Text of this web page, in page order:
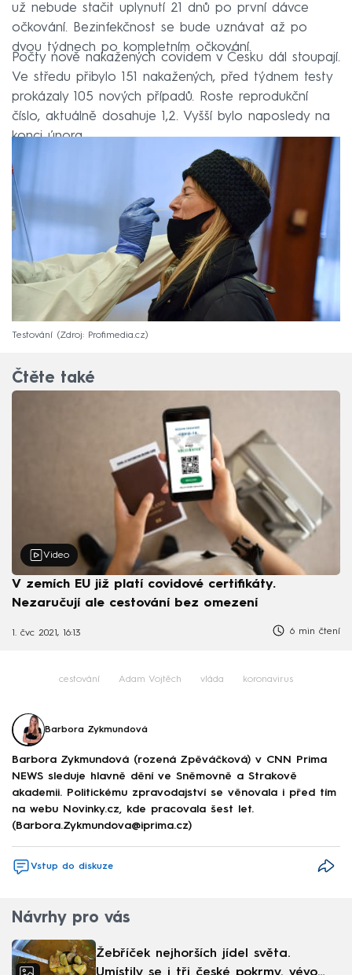
už nebude stačit uplynutí 21 dnů po první dávce
očkování. Bezinfekčnost se bude uznávat až po
dvou týdnech po kompletním očkování.
Počty nově nakažených covidem v Česku dál stoupají.
Ve středu přibylo 151 nakažených, před týdnem testy
prokázaly 105 nových případů. Roste reprodukční
číslo, aktuálně dosahuje 1,2. Vyšší bylo naposledy na
konci února.
Testování Zdroj: Profimedia.cz
Čtěte také
Video
V zemích EU již platí covidové certifikáty.
Nezaručují ale cestování bez omezení
1. čvc 2021, 16:13 6 min čtení
cestování Adam Vojtěch vláda koronavirus
Barbora Zykmundová
Barbora Zykmundová (rozená Zpěváčková) v CNN Prima
NEWS sleduje hlavně dění ve Sněmovně a Strakově
akademii. Politickému zpravodajství se věnovala i před tím
na webu Novinky.cz, kde pracovala šest let.
(Barbora.Zykmundova@iprima.cz)
Vstup do diskuze
Návrhy pro vás
Žebříček nejhorších jídel světa.